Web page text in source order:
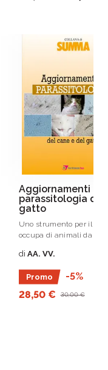
Aggiornamenti in
parassitologia del
gatto
Uno strumento per il
occupa di animali da
ambito parassitologico.
di AA. VV.
Promo
-5%
28,50 €
30,00 €